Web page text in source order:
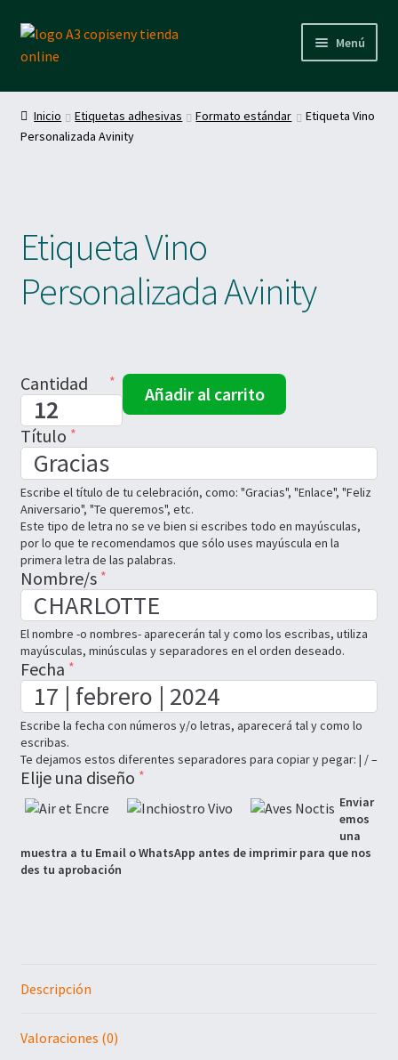
Ir
a
Ir
al
Menú
Inicio
Productos
Inicio Etiquetas adhesivas Formato estándar
Etiqueta Vino
Personalizada Avinity
Etiqueta Vino
Personalizada Avinity
Cantidad
Título
Escribe el título de tu celebración, como: "Gracias", "Enlace", "Feliz
Aniversario", "Te queremos", etc.
Este tipo de letra no se ve bien si escribes todo en mayúsculas,
por lo que te recomendamos que sólo uses mayúscula en la
primera letra de las palabras.
Nombre/s
El nombre -o nombres- aparecerán tal y como los escribas, utiliza
mayúsculas, minúsculas y separadores en el orden deseado.
Fecha
Escribe la fecha con números y/o letras, aparecerá tal y como lo
escribas.
Te dejamos estos diferentes separadores para copiar y pegar: | / –
Elije una diseño
Enviar
emos
una
muestra a tu Email o WhatsApp antes de imprimir para que nos
des tu aprobación
Añadir al carrito
Descripción
Valoraciones (0)